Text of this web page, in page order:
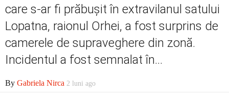
Social
care s-ar fi prăbușit în extravilanul satului
Lopatna, raionul Orhei, a fost surprins de
camerele de supraveghere din zonă.
Incidentul a fost semnalat în...
By Gabriela Nirca 2 luni ago